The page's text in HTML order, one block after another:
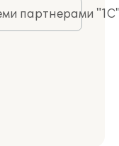
партнерами